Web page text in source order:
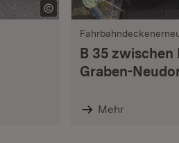
B 35 zwischen
Graben-
Mehr